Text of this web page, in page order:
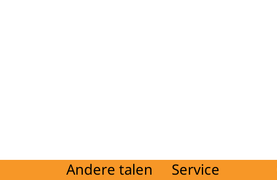
Andere talen Service